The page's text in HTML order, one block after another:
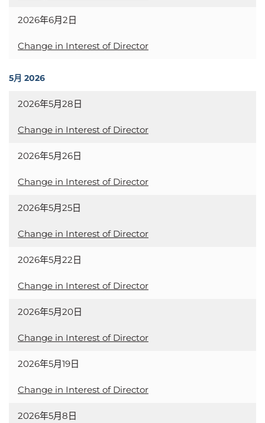
2026年6月2日
Change in Interest of Director
5月 2026
2026年5月28日
Change in Interest of Director
2026年5月26日
Change in Interest of Director
2026年5月25日
Change in Interest of Director
2026年5月22日
Change in Interest of Director
2026年5月20日
Change in Interest of Director
2026年5月19日
Change in Interest of Director
2026年5月8日